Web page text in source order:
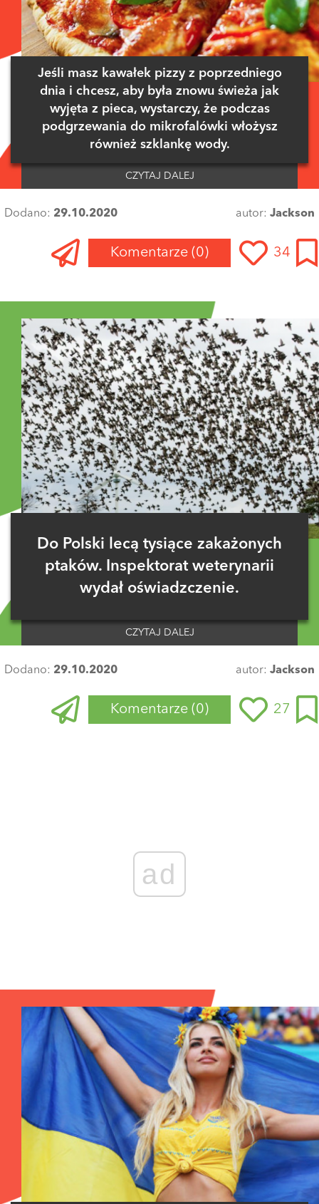
Jeśli masz kawałek pizzy z poprzedniego
dnia i chcesz, aby była znowu świeża jak
wyjęta z pieca, wystarczy, że podczas
podgrzewania do mikrofalówki włożysz
również szklankę wody.
CZYTAJ DALEJ
Dodano: 29.10.2020 autor: Jackson
Komentarze (0) 34
Do Polski lecą tysiące zakażonych
ptaków. Inspektorat weterynarii
wydał oświadzczenie.
CZYTAJ DALEJ
Dodano: 29.10.2020 autor: Jackson
Komentarze (0) 27
ad